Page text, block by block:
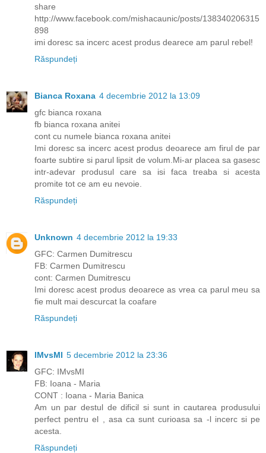
share
http://www.facebook.com/mishacaunic/posts/138340206315
898
imi doresc sa incerc acest produs dearece am parul rebel!
Răspundeți
Bianca Roxana 4 decembrie 2012 la 13:09
gfc bianca roxana
fb bianca roxana anitei
cont cu numele bianca roxana anitei
Imi doresc sa incerc acest produs deoarece am firul de par
foarte subtire si parul lipsit de volum.Mi-ar placea sa gasesc
intr-adevar produsul care sa isi faca treaba si acesta
promite tot ce am eu nevoie.
Răspundeți
Unknown 4 decembrie 2012 la 19:33
GFC: Carmen Dumitrescu
FB: Carmen Dumitrescu
cont: Carmen Dumitrescu
Imi doresc acest produs deoarece as vrea ca parul meu sa
fie mult mai descurcat la coafare
Răspundeți
IMvsMI 5 decembrie 2012 la 23:36
GFC: IMvsMI
FB: Ioana - Maria
CONT : Ioana - Maria Banica
Am un par destul de dificil si sunt in cautarea produsului
perfect pentru el , asa ca sunt curioasa sa -l incerc si pe
acesta.
Răspundeți